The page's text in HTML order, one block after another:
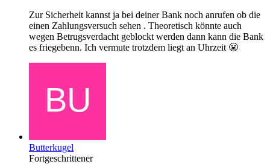
Zur Sicherheit kannst ja bei deiner Bank noch anrufen ob die
einen Zahlungsversuch sehen . Theoretisch könnte auch
wegen Betrugsverdacht geblockt werden dann kann die Bank
es friegebenn. Ich vermute trotzdem liegt an Uhrzeit 😬
Butterkugel
Fortgeschrittener